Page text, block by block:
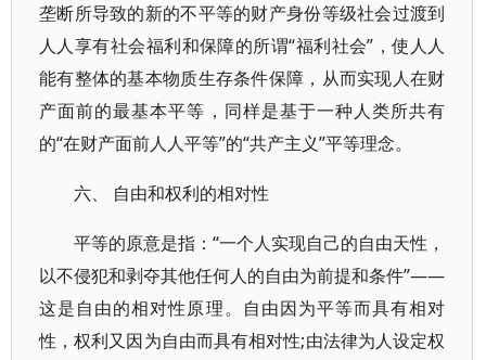
垄断所导致的新的不平等的财产身份等级社会过渡到
人人享有社会福利和保障的所谓“福利社会”，使人人
能有整体的基本物质生存条件保障，从而实现人在财
产面前的最基本平等，同样是基于一种人类所共有
的“在财产面前人人平等”的“共产主义”平等理念。
六、 自由和权利的相对性
平等的原意是指：“一个人实现自己的自由天性，
以不侵犯和剥夺其他任何人的自由为前提和条件”——
这是自由的相对性原理。自由因为平等而具有相对
性，权利又因为自由而具有相对性;由法律为人设定权